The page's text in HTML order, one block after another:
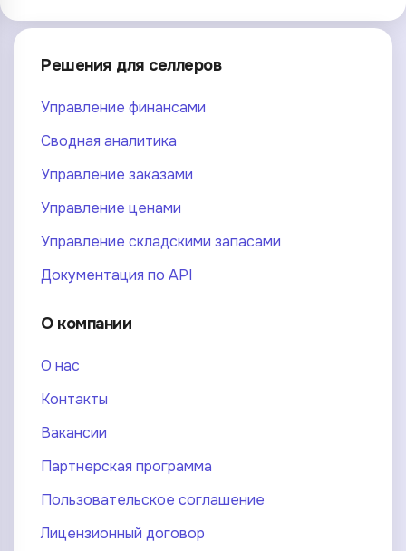
Решения для селлеров
Управление финансами
Сводная аналитика
Управление заказами
Управление ценами
Управление складскими запасами
Документация по API
О компании
О нас
Контакты
Вакансии
Партнерская программа
Пользовательское соглашение
Лицензионный договор